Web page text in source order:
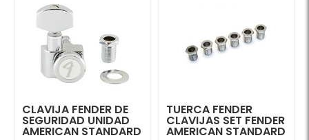
CLAVIJA FENDER DE
SEGURIDAD UNIDAD
AMERICAN STANDARD
TUERCA FENDER
CLAVIJAS SET FENDER
AMERICAN STANDARD